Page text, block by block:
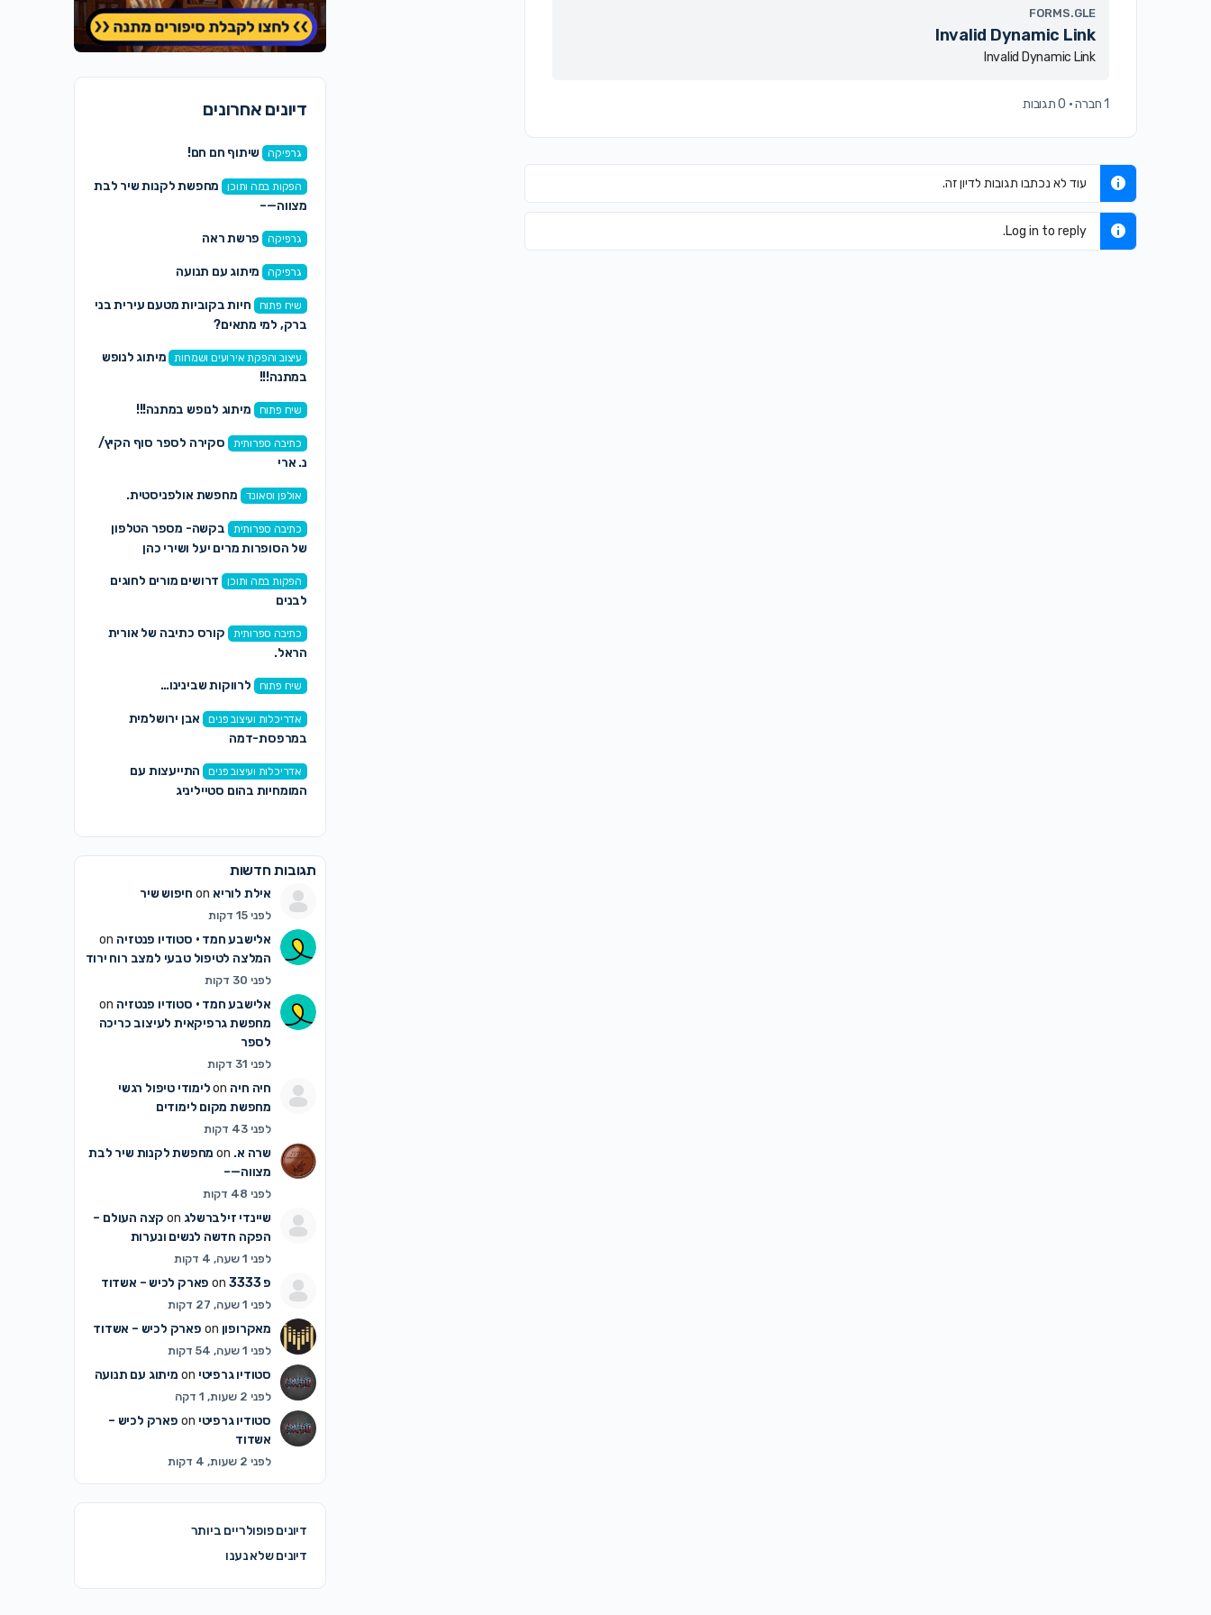
FORMS.GLE
Invalid Dynamic Link
Invalid Dynamic Link
1 חברה · 0 תגובות
עוד לא נכתבו תגובות לדיון זה.
Log in to reply.
דיונים אחרונים
גרפיקה שיתוף חם חם!
הפקות במה ותוכן
מחפשת לקנות שיר לבת
מצווה—–
גרפיקה פרשת ראה
גרפיקה מיתוג עם תנועה
שיח פתוח
חיות בקוביות מטעם עירית בני
ברק, למי מתאים?
עיצוב והפקת אירועים ושמחות
מיתוג לנופש
במתנה!!!
שיח פתוח מיתוג לנופש במתנה!!!
כתיבה ספרותית
סקירה לספר סוף הקיץ/
נ. ארי
אולפן וסאונד מחפשת אולפניסטית.
כתיבה ספרותית
בקשה- מספר הטלפון
של הסופרות מרים יעל ושירי כהן
הפקות במה ותוכן
דרושים מורים לחוגים
לבנים
כתיבה ספרותית
קורס כתיבה של אורית
הראל.
שיח פתוח לרווקות שבינינו…
אדריכלות ועיצוב פנים
אבן ירושלמית
במרפסת-דמה
אדריכלות ועיצוב פנים
התייעצות עם
המומחיות בהום סטייליניג
תגובות חדשות
אילת לוריאon חיפוש שיר
לפני 15 דקות
אלישבע חמד • סטודיו פנטזיה
המלצה לטיפול טבעי למצב רוח ירוד
לפני 30 דקות
אלישבע חמד • סטודיו פנטזיה
מחפשת גרפיקאית לעיצוב כריכה
לספר
לפני 31 דקות
חיה חיה
לימודי טיפול רגשי
מחפשת מקום לימודים
לפני 43 דקות
שרה א.
מחפשת לקנות שיר לבת
מצווה—–
לפני 48 דקות
שיינדי זילברשלג
קצה העולם –
הפקה חדשה לנשים ונערות
לפני 1 שעה, 4 דקות
פ 3333 on פארק לכיש – אשדוד
לפני 1 שעה, 27 דקות
מאקרופון פארק לכיש – אשדוד
לפני 1 שעה, 54 דקות
סטודיו גרפיטי מיתוג עם תנועה
לפני 2 שעות, 1 דקה
סטודיו גרפיטי
פארק לכיש –
אשדוד
לפני 2 שעות, 4 דקות
דיונים פופולריים ביותר
דיונים שלא נענו